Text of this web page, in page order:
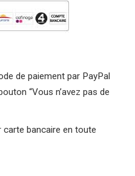
de paiement par PayPal
“Vous n’avez pas de
bancaire en toute